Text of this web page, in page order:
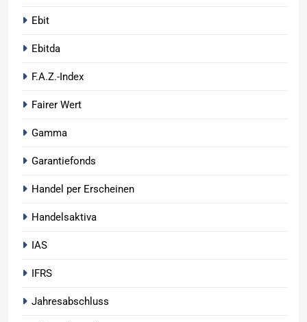
Ebit
Ebitda
F.A.Z.-Index
Fairer Wert
Gamma
Garantiefonds
Handel per Erscheinen
Handelsaktiva
IAS
IFRS
Jahresabschluss